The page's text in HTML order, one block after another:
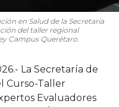
en Salud de la Secretaría
del taller regional
Campus Querétaro.
La Secretaría de
Curso-Taller
Evaluadores